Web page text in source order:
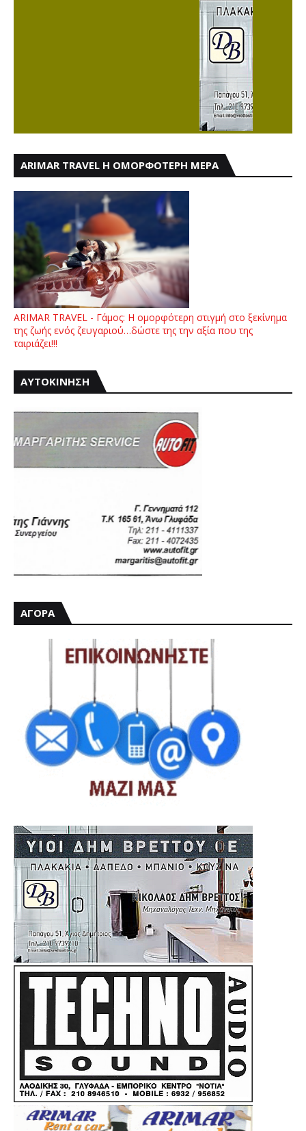
ARIMAR TRAVEL Η ΟΜΟΡΦΟΤΕΡΗ ΜΕΡΑ
ARIMAR TRAVEL - Γάμος: Η ομορφότερη στιγμή στο ξεκίνημα
της ζωής ενός ζευγαριού…δώστε της την αξία που της
ταιριάζει!!!
ΑΥΤΟΚΙΝΗΣΗ
ΑΓΟΡΑ